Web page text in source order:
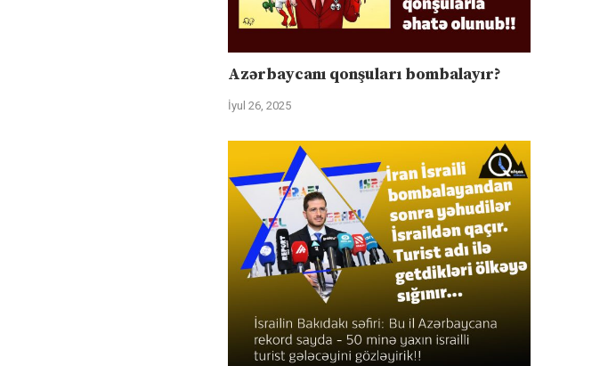
Azərbaycanı qonşuları bombalayır?
İyul 26, 2025